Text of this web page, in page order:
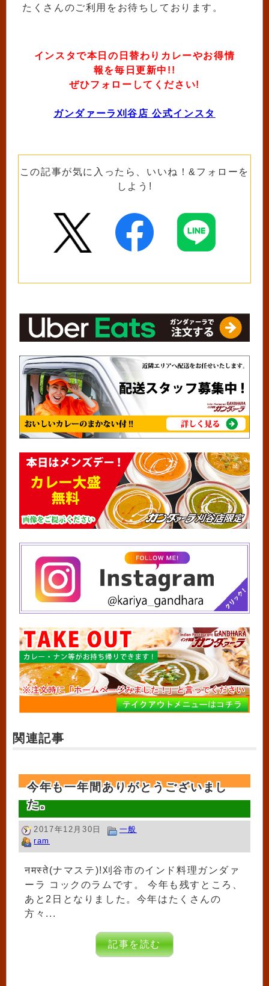
たくさんのご利用をお待ちしております。
インスタで本日の日替わりカレーやお得情
報を毎日更新中!!
ぜひフォローしてください!
ガンダァーラ刈谷店 公式インスタ
この記事が気に入ったら、いいね！&フォローを
しよう!
関連記事
今年も一年間ありがとうございまし
た。
2017年12月30日
一般
ram
नमस्ते(ナマステ)!刈谷市のインド料理ガンダァ
ーラ コックのラムです。 今年も残すところ、
あと2日となりました。今年はたくさんの
方々...
記事を読む